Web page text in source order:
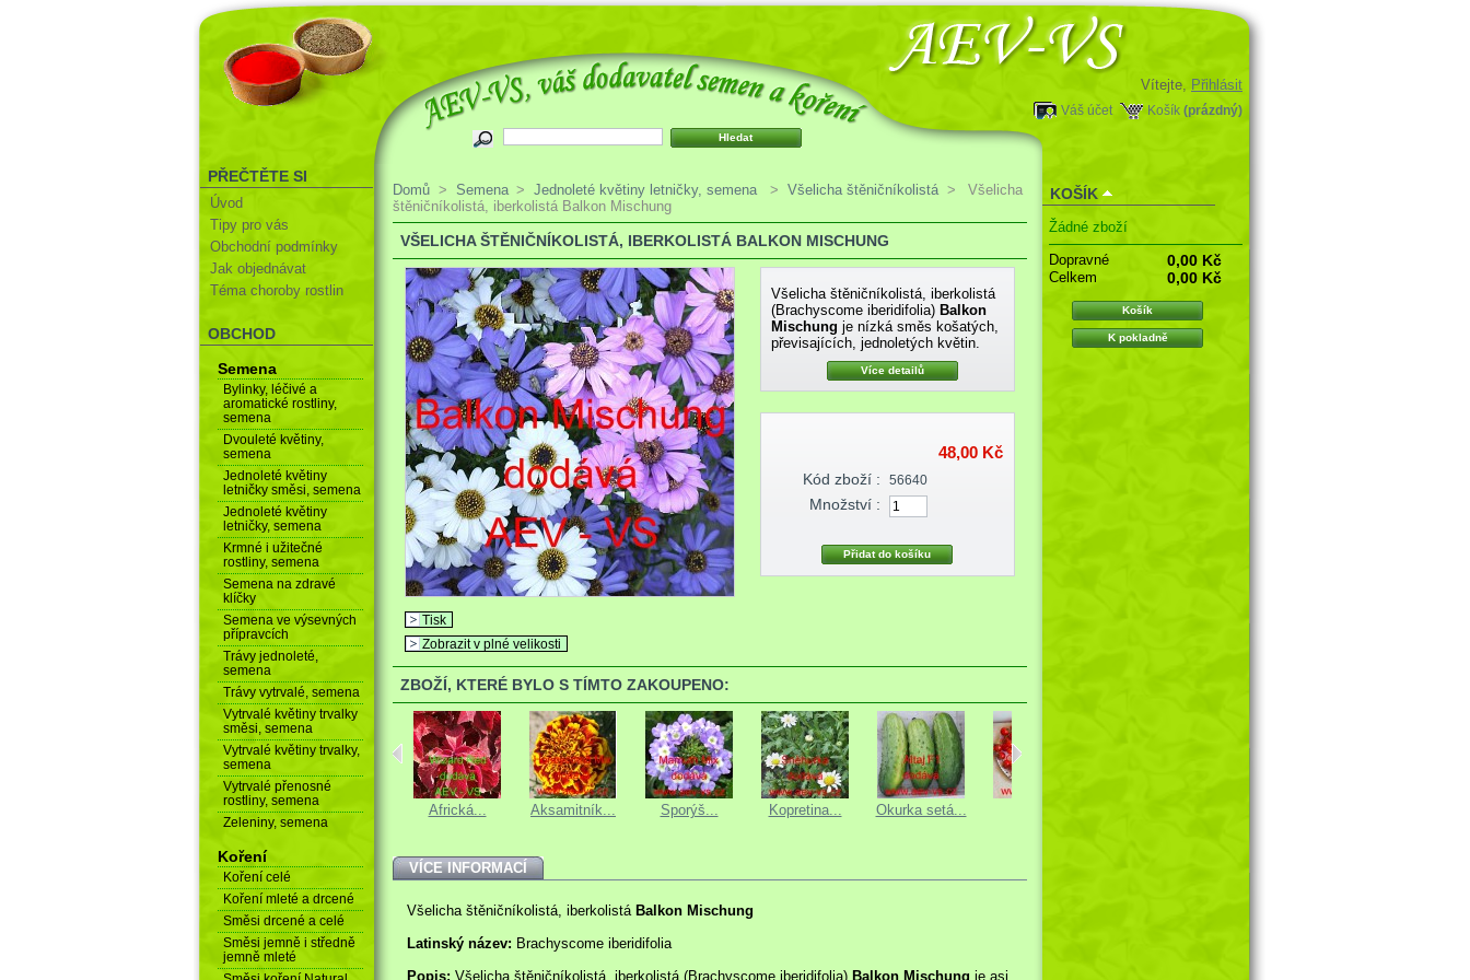
Vítejte, Přihlásit
Košík (prázdný)
Váš účet
PŘEČTĚTE SI
Úvod
Tipy pro vás
Obchodní podmínky
Jak objednávat
Téma choroby rostlin
OBCHOD
Semena
Bylinky, léčivé a
aromatické rostliny,
semena
Dvouleté květiny,
semena
Jednoleté květiny
letničky směsi, semena
Jednoleté květiny
letničky, semena
Krmné i užitečné
rostliny, semena
Semena na zdravé
klíčky
Semena ve výsevných
přípravcích
Trávy jednoleté,
semena
Trávy vytrvalé, semena
Vytrvalé květiny trvalky
směsi, semena
Vytrvalé květiny trvalky,
semena
Vytrvalé přenosné
rostliny, semena
Zeleniny, semena
Koření
Koření celé
Koření mleté a drcené
Směsi drcené a celé
Směsi jemně i středně
jemně mleté
Domů > Semena > Jednoleté květiny letničky, semena > Všelicha štěničníkolistá >
Všelicha
štěničníkolistá, iberkolistá Balkon Mischung
VŠELICHA ŠTĚNIČNÍKOLISTÁ, IBERKOLISTÁ BALKON MISCHUNG
Tisk
Zobrazit v plné velikosti
Všelicha štěničníkolistá, iberkolistá
(Brachyscome iberidifolia) Balkon
Mischung je nízká směs košatých,
převisajících, jednoletých květin.
Více detailů
48,00 Kč
Kód zboží : 56640
Množství :
ZBOŽÍ, KTERÉ BYLO S TÍMTO ZAKOUPENO:
Brambořík... Meloun vodní... Africká... Aksamitník... Sporýš... Kopretina... Okurka setá...
VÍCE INFORMACÍ
Všelicha štěničníkolistá, iberkolistá Balkon Mischung
Latinský název: Brachyscome iberidifolia
Popis: Všelicha štěničníkolistá, iberkolistá (Brachyscome iberidifolia) Balkon Mischung je asi
KOŠÍK
Žádné zboží
Dopravné
0,00 Kč
Celkem 0,00 Kč
Košík
K pokladně